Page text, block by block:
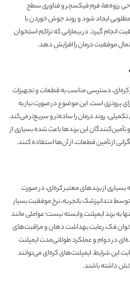
رزوه‌ها، فرم فیکسچر و فناوری سطح
ایجاد شود و روند جوش خوردن با
انجام گیرد. در بیمارانی که تراکم استخوان
موفقیت درمان را افزایش دهد.
کره‌ای، دسترسی مناسب به قطعات و تجهیزات
پروتزی است. این موضوع در صورت نیاز به
روند درمان را ساده‌تر و سریع‌تر می‌کند.
این برندها باعث شده بسیاری از
از تأمین قطعات، از آن‌ها استفاده کنند.
از برندهای معتبر کره‌ای، در صورت
دندانپزشک باتجربه، نرخ موفقیت بسیار
به برند ایمپلنت وابسته نیست؛ عواملی مانند
فک، رعایت بهداشت دهان و مراقبت‌های
در دوام و عملکرد طولانی‌مدت ایمپلنت
این شرایط، ایمپلنت‌های کره‌ای می‌توانند
داشته باشند.